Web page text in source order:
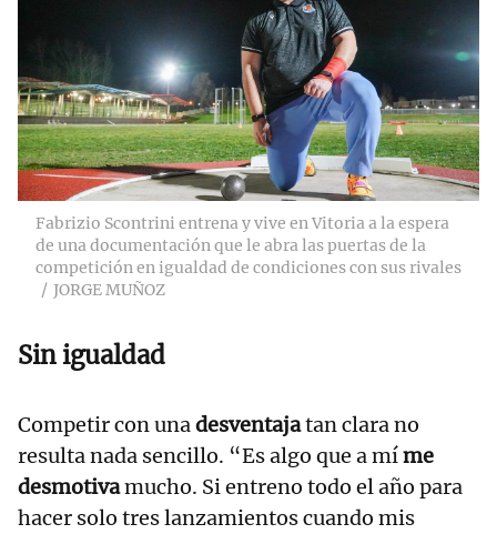
Fabrizio Scontrini entrena y vive en Vitoria a la espera
de una documentación que le abra las puertas de la
competición en igualdad de condiciones con sus rivales
JORGE MUÑOZ
Sin igualdad
Competir con unadesventajatan clara no
resulta nada sencillo. “Es algo que a míme
desmotivamucho. Si entreno todo el año para
hacer solo tres lanzamientos cuando mis